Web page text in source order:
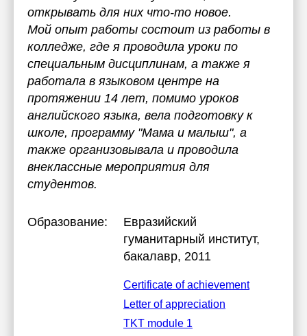
открывать для них что-то новое.
Мой опыт работы состоит из работы в
колледже, где я проводила уроки по
специальным дисциплинам, а также я
работала в языковом центре на
протяжении 14 лет, помимо уроков
английского языка, вела подготовку к
школе, программу "Мама и малыш", а
также организовывала и проводила
внеклассные мероприятия для
студентов.
Образование:
Евразийский
гуманитарный институт,
бакалавр, 2011
Certificate of achievement
Letter of appreciation
TKT module 1